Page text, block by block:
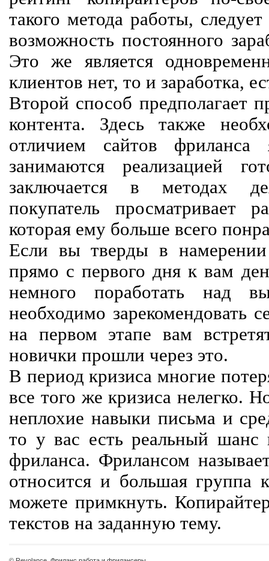
такого метода работы,
возможность постоянного
Это же является
клиентов нет, то и заработка,
Второй способ предполагает
контента. Здесь также
отличием сайтов
занимаются реализацией
заключается в методах
покупатель просматривает
которая ему больше всего
Если вы тверды в
прямо с первого дня к вам
немного поработать над
необходимо зарекомендовать
на первом этапе вам
новички прошли через это.
В период кризиса многие
все того же кризиса нелегко.
неплохие навыки письма и
то у вас есть реальный шанс
фриланса. Фрилансом
относится и большая группа
можете примкнуть.
текстов на заданную тему.